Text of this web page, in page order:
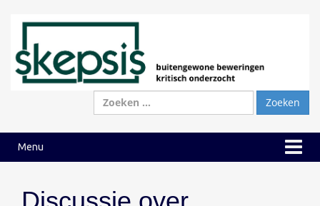
Zoeken
naar:
Menu